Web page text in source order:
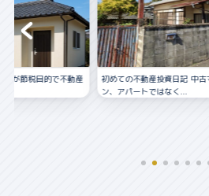
日記 中古マンショ
赤字覚悟／POIZONせどりの仕
の方法／500...